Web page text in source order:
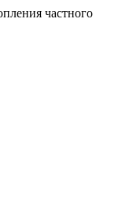
частного